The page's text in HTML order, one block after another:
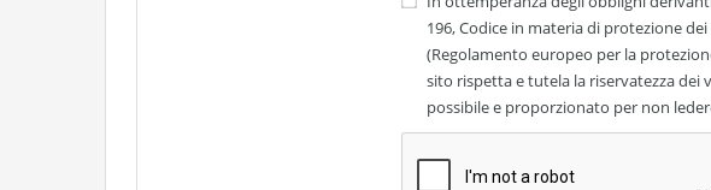
196, Codice in materia di protezione
(Regolamento europeo per la
sito rispetta e tutela la riservatezza dei
possibile e proporzionato per non